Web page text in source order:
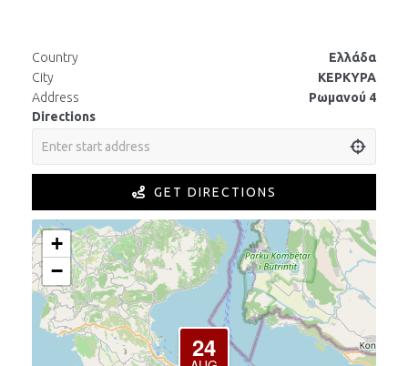
Country
Ελλάδα
City
ΚΕΡΚΥΡΑ
Address
Ρωμανού 4
Directions
GET DIRECTIONS
24
+
−